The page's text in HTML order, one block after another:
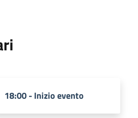
18:00 - Inizio evento